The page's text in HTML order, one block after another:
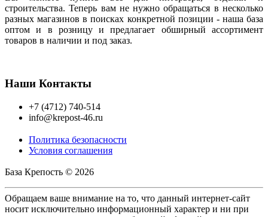
строительства. Теперь вам не нужно обращаться в несколько
разных магазинов в поисках конкретной позиции - наша база
оптом и в розницу и предлагает обширный ассортимент
товаров в наличии и под заказ.
Наши Контакты
+7 (4712) 740-514
info@krepost-46.ru
Политика безопасности
Условия соглашения
База Крепость © 2026
Обращаем ваше внимание на то, что данный интернет-сайт
носит исключительно информационный характер и ни при